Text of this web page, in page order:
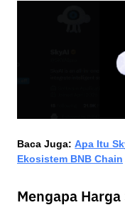
Baca Juga: Apa Itu
Ekosistem BNB Chain
Mengapa